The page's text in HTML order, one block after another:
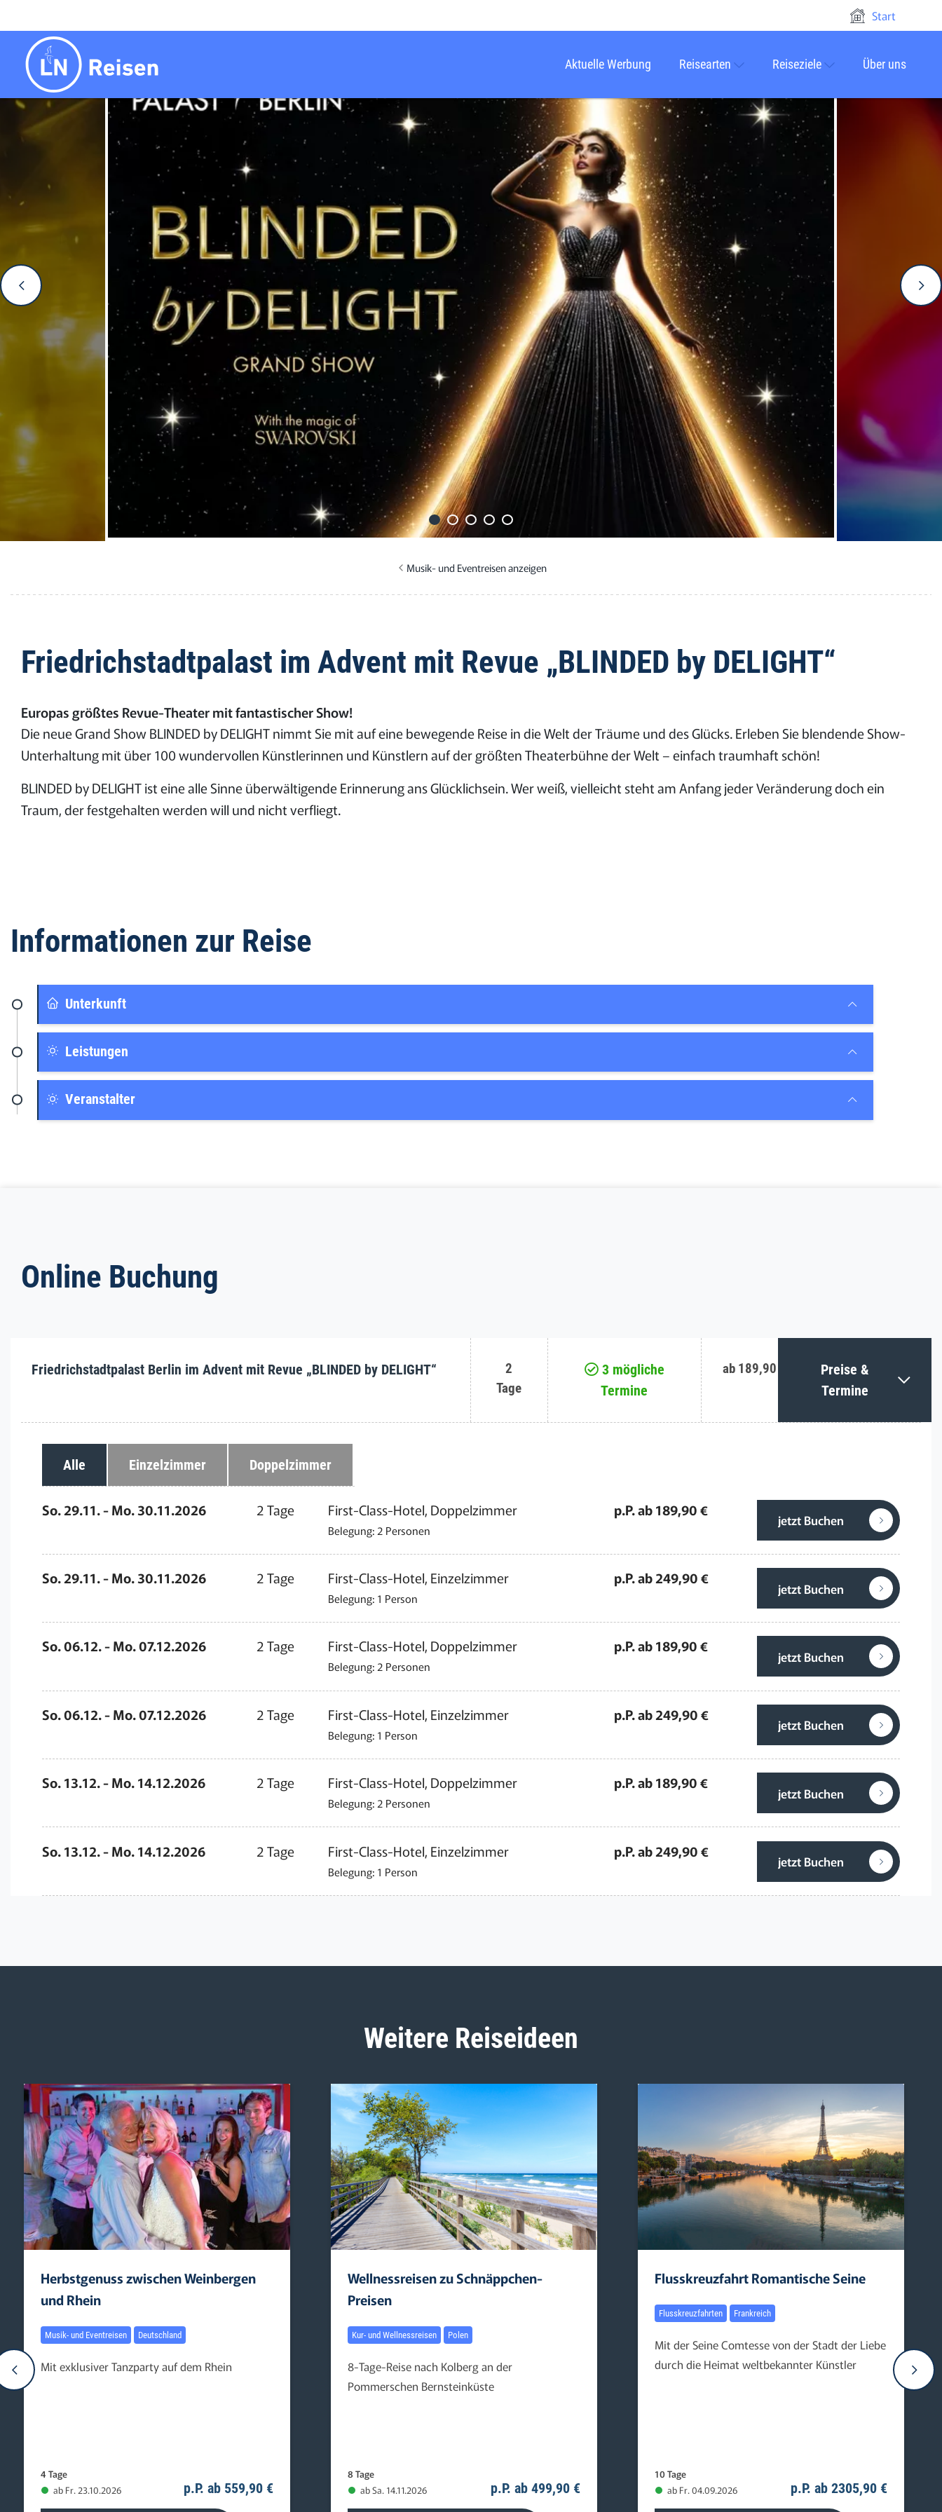
Start
Aktuelle Werbung Reisearten Reiseziele Über uns
Musik- und Eventreisen anzeigen
Friedrichstadtpalast im Advent mit Revue „BLINDED by DELIGHT“
Europas größtes Revue-Theater mit fantastischer Show!
Die neue Grand Show BLINDED by DELIGHT nimmt Sie mit auf eine bewegende Reise in die Welt der Träume und des Glücks. Erleben Sie blendende Show-
Unterhaltung mit über 100 wundervollen Künstlerinnen und Künstlern auf der größten Theaterbühne der Welt – einfach traumhaft schön!
BLINDED by DELIGHT ist eine alle Sinne überwältigende Erinnerung ans Glücklichsein. Wer weiß, vielleicht steht am Anfang jeder Veränderung doch ein
Traum, der festgehalten werden will und nicht verfliegt.
Informationen zur Reise
Unterkunft
Leistungen
Veranstalter
Online Buchung
Friedrichstadtpalast Berlin im Advent mit Revue „BLINDED by DELIGHT“
2
Tage
3 mögliche
Termine
ab 189,90 €
Preise &
Termine
Alle Einzelzimmer Doppelzimmer
So. 29.11. - Mo. 30.11.2026 2 Tage First-Class-Hotel, Doppelzimmer
Belegung: 2 Personen
p.P. ab 189,90 €
jetzt Buchen
So. 29.11. - Mo. 30.11.2026 2 Tage First-Class-Hotel, Einzelzimmer
Belegung: 1 Person
p.P. ab 249,90 €
jetzt Buchen
So. 06.12. - Mo. 07.12.2026 2 Tage First-Class-Hotel, Doppelzimmer
Belegung: 2 Personen
p.P. ab 189,90 €
jetzt Buchen
So. 06.12. - Mo. 07.12.2026 2 Tage First-Class-Hotel, Einzelzimmer
Belegung: 1 Person
p.P. ab 249,90 €
jetzt Buchen
So. 13.12. - Mo. 14.12.2026 2 Tage First-Class-Hotel, Doppelzimmer
Belegung: 2 Personen
p.P. ab 189,90 €
jetzt Buchen
So. 13.12. - Mo. 14.12.2026 2 Tage First-Class-Hotel, Einzelzimmer
Belegung: 1 Person
p.P. ab 249,90 €
jetzt Buchen
Weitere Reiseideen
Herbstgenuss zwischen Weinbergen
und Rhein
Musik- und Eventreisen Deutschland
Mit exklusiver Tanzparty auf dem Rhein
4 Tage
ab Fr. 23.10.2026
p.P. ab 559,90 €
Wellnessreisen zu Schnäppchen-
Preisen
Kur- und Wellnessreisen Polen
8-Tage-Reise nach Kolberg an der
Pommerschen Bernsteinküste
8 Tage
ab Sa. 14.11.2026
p.P. ab 499,90 €
Flusskreuzfahrt Romantische Seine
Flusskreuzfahrten Frankreich
Mit der Seine Comtesse von der Stadt der Liebe
durch die Heimat weltbekannter Künstler
10 Tage
ab Fr. 04.09.2026
p.P. ab 2305,90 €